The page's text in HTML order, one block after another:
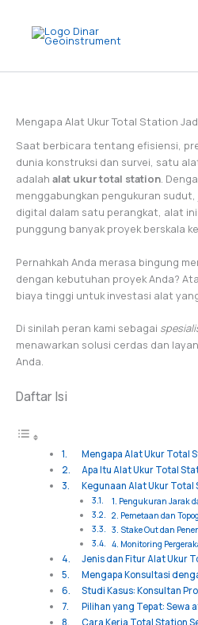
content
s
m
n
k
n
t
c
Mengapa Alat Ukur Total Station
Saat berbicara tentang efisiensi,
dunia konstruksi dan survei, satu
adalah alat ukur total station.
menggabungkan pengukuran sudut,
digital dalam satu perangkat, alat
punggung banyak proyek berskala
Pernahkah Anda merasa bingung
dengan kebutuhan proyek Anda?
biaya tinggi untuk investasi alat
Di sinilah peran kami sebagai
menawarkan solusi cerdas dan
Anda.
Daftar Isi
Mengapa Alat Ukur Total
Apa Itu Alat Ukur Total
Kegunaan Alat Ukur Total
1. Pengukuran Jarak
2. Pemetaan dan
3. Stake Out dan
4. Monitoring
Jenis dan Fitur Alat Ukur
Mengapa Konsultasi
Studi Kasus: Konsultan
Pilihan yang Tepat: Sewa
Cara Kerja Total Station